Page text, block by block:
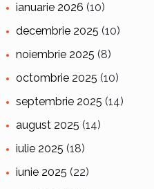
ianuarie 2026 (10)
decembrie 2025 (10)
noiembrie 2025 (8)
octombrie 2025 (10)
septembrie 2025 (14)
august 2025 (14)
iulie 2025 (18)
iunie 2025 (22)